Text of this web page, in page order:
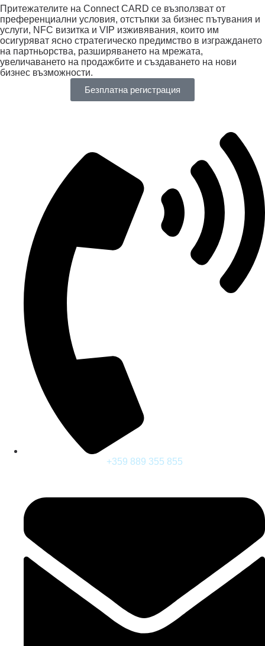
Притежателите на Connect CARD се възползват от
преференциални условия, отстъпки за бизнес пътувания и
услуги, NFC визитка и VIP изживявания, които им
осигуряват ясно стратегическо предимство в изграждането
на партньорства, разширяването на мрежата,
увеличаването на продажбите и създаването на нови
бизнес възможности.
Безплатна регистрация
+359 889 355 855